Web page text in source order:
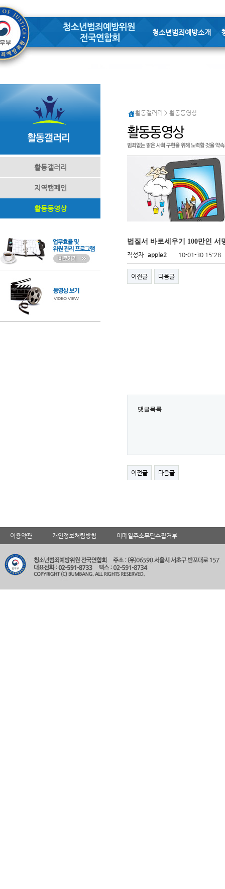
청소년범죄예방소개
활동갤러리
지역캠페인
활동동영상
활동갤러리 > 활동동영상
법질서 바로세우기 100만인 서
작성자 apple2 10-01-30 15:28
이전글 다음글
댓글목록
이전글 다음글
이용약관 개인정보처림방침 이메일주소무단수집거부